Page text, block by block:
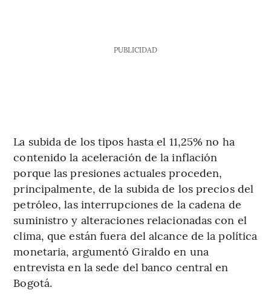
PUBLICIDAD
La subida de los tipos hasta el 11,25% no ha
contenido la aceleración de la inflación
porque las presiones actuales proceden,
principalmente, de la subida de los precios del
petróleo, las interrupciones de la cadena de
suministro y alteraciones relacionadas con el
clima, que están fuera del alcance de la política
monetaria, argumentó Giraldo en una
entrevista en la sede del banco central en
Bogotá.